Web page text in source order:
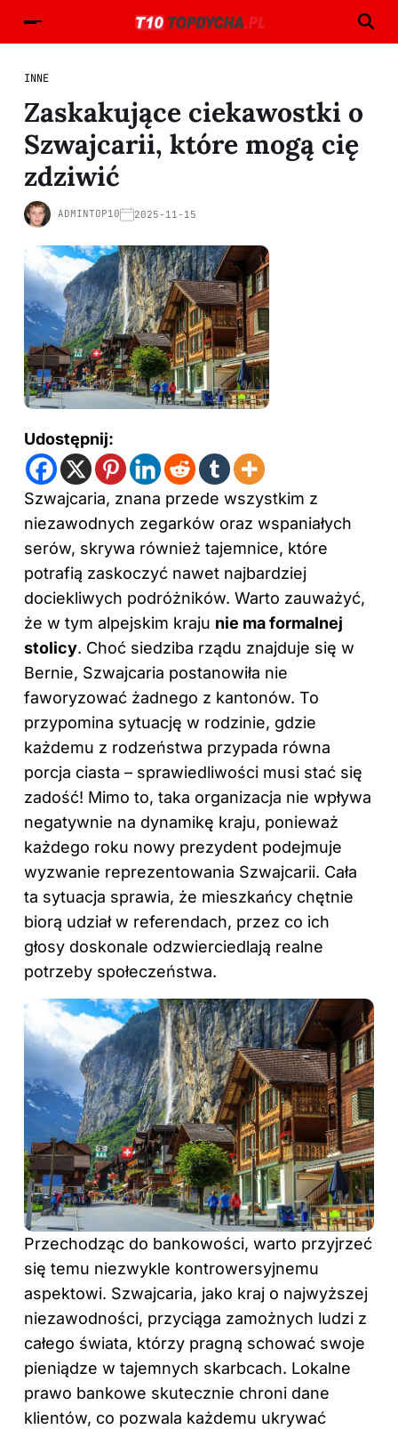
INNE
Zaskakujące ciekawostki o
Szwajcarii, które mogą cię
zdziwić
ADMINTOP10 2025-11-15
Udostępnij:
Szwajcaria, znana przede wszystkim z
niezawodnych zegarków oraz wspaniałych
serów, skrywa również tajemnice, które
potrafią zaskoczyć nawet najbardziej
dociekliwych podróżników. Warto zauważyć,
że w tym alpejskim kraju nie ma formalnej
stolicy. Choć siedziba rządu znajduje się w
Bernie, Szwajcaria postanowiła nie
faworyzować żadnego z kantonów. To
przypomina sytuację w rodzinie, gdzie
każdemu z rodzeństwa przypada równa
porcja ciasta – sprawiedliwości musi stać się
zadość! Mimo to, taka organizacja nie wpływa
negatywnie na dynamikę kraju, ponieważ
każdego roku nowy prezydent podejmuje
wyzwanie reprezentowania Szwajcarii. Cała
ta sytuacja sprawia, że mieszkańcy chętnie
biorą udział w referendach, przez co ich
głosy doskonale odzwierciedlają realne
potrzeby społeczeństwa.
Przechodząc do bankowości, warto przyjrzeć
się temu niezwykle kontrowersyjnemu
aspektowi. Szwajcaria, jako kraj o najwyższej
niezawodności, przyciąga zamożnych ludzi z
całego świata, którzy pragną schować swoje
pieniądze w tajemnych skarbcach. Lokalne
prawo bankowe skutecznie chroni dane
klientów, co pozwala każdemu ukrywać